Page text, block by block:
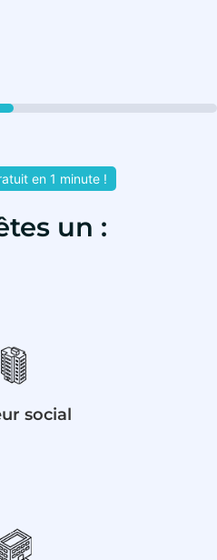
en 1 minute !
un :
social